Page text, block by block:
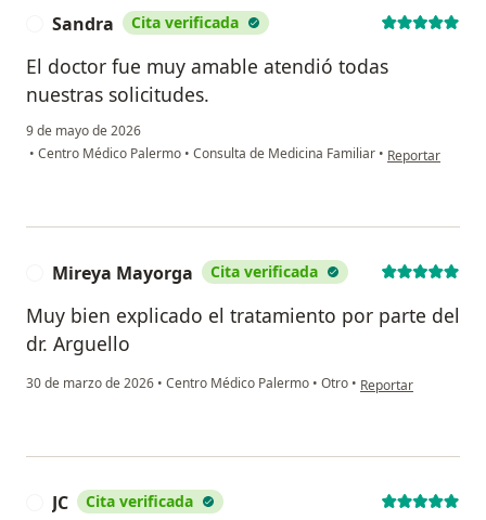
Sandra Cita verificada
El doctor fue muy amable atendió todas
nuestras solicitudes.
9 de mayo de 2026
• Centro Médico Palermo • Consulta de Medicina Familiar • en opinión del
Reportar
Mireya Mayorga Cita verificada
Muy bien explicado el tratamiento por parte del
dr. Arguello
30 de marzo de 2026 • Centro Médico Palermo • Otro • en opinión del
Reportar
JC Cita verificada